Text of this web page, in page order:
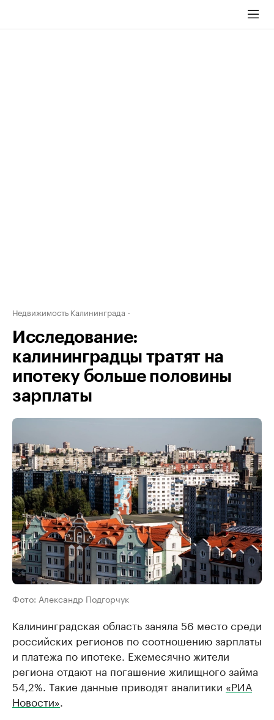
Недвижимость Калининграда
Исследование:
калининградцы тратят на
ипотеку больше половины
зарплаты
Фото: Александр Подгорчук
Калининградская область заняла 56 место среди
российских регионов по соотношению зарплаты
и платежа по ипотеке. Ежемесячно жители
региона отдают на погашение жилищного займа
54,2%. Такие данные приводят аналитики «РИА
Новости»